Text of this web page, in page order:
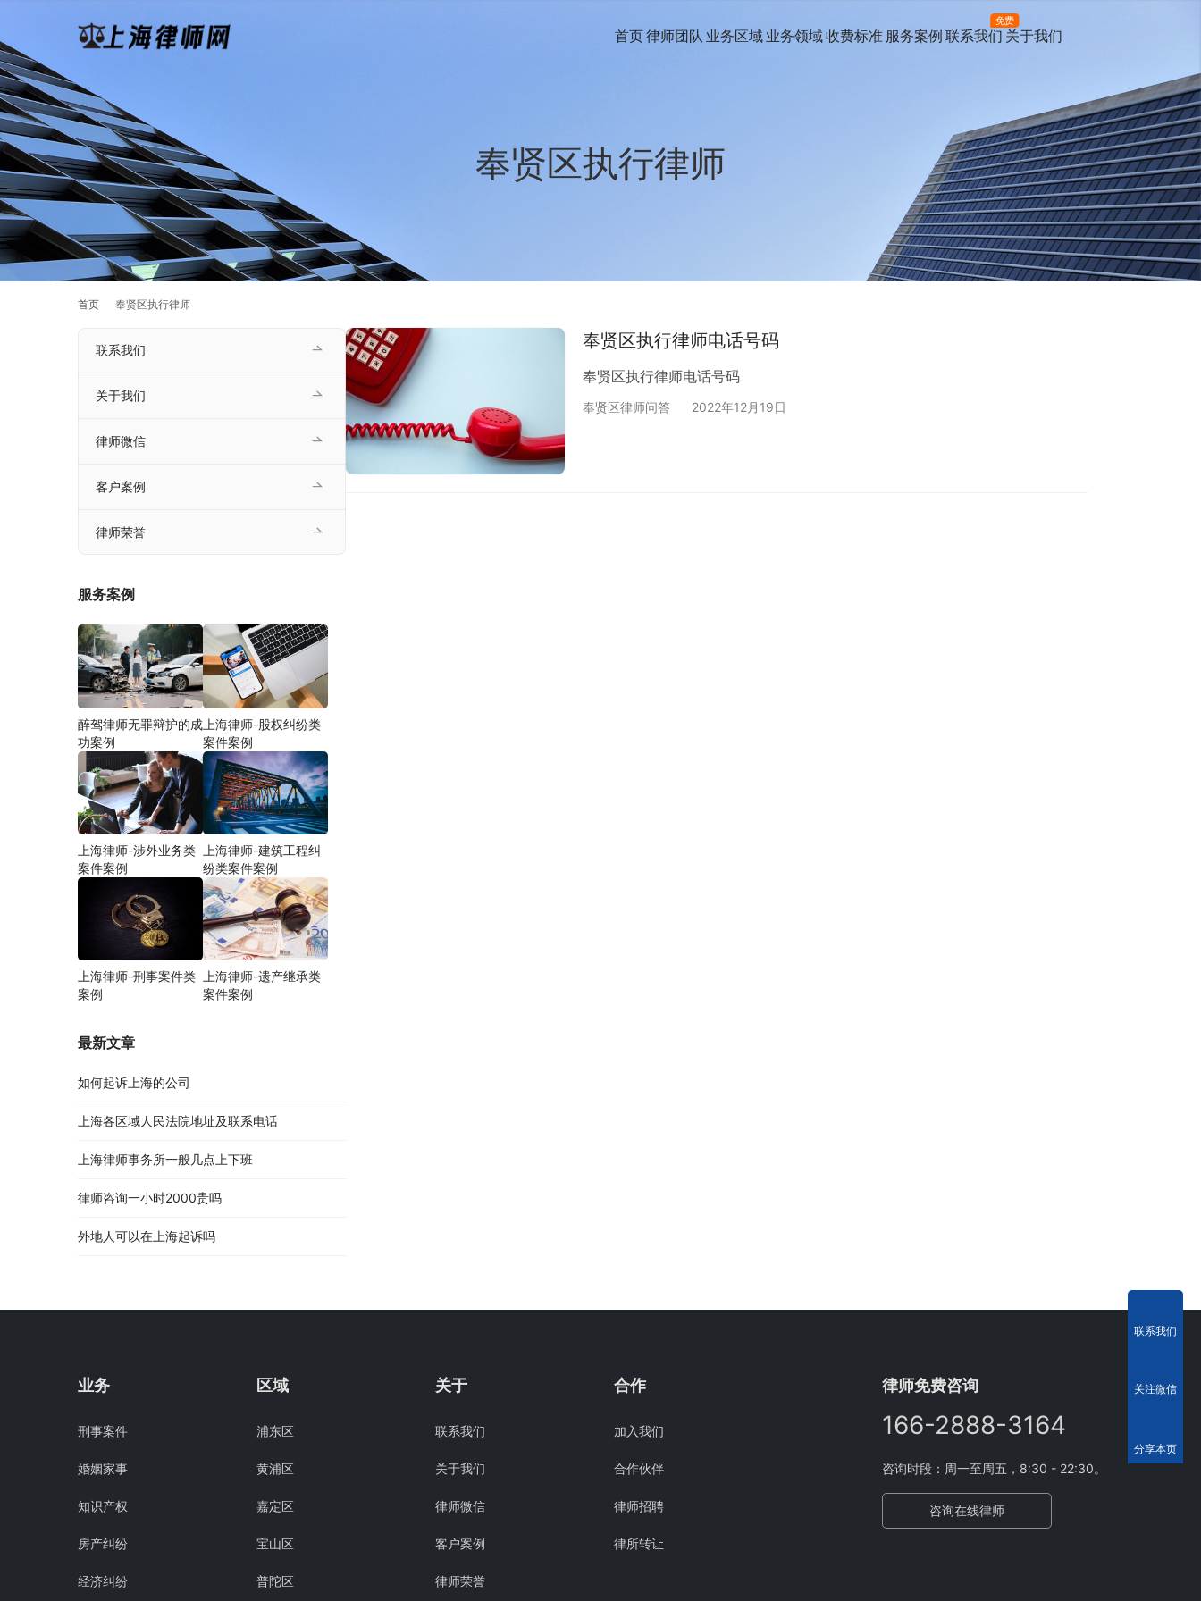
首页律师团队 业务区域 业务领域收费标准 服务案例 联系我们
免费
关于我们
奉贤区执行律师
首页 奉贤区执行律师
奉贤区执行律师电话号码
奉贤区执行律师电话号码
奉贤区律师问答 2022年12月19日
联系我们
关于我们
律师微信
客户案例
律师荣誉
服务案例
醉驾律师无罪辩护的成
功案例
上海律师-股权纠纷类
案件案例
上海律师-涉外业务类
案件案例
上海律师-建筑工程纠
纷类案件案例
上海律师-刑事案件类
案例
上海律师-遗产继承类
案件案例
最新文章
如何起诉上海的公司
上海各区域人民法院地址及联系电话
上海律师事务所一般几点上下班
律师咨询一小时2000贵吗
外地人可以在上海起诉吗
业务
刑事案件
婚姻家事
知识产权
房产纠纷
经济纠纷
区域
浦东区
黄浦区
嘉定区
宝山区
普陀区
关于
联系我们
关于我们
律师微信
客户案例
律师荣誉
合作
加入我们
合作伙伴
律师招聘
律所转让
律师免费咨询
166-2888-3164
咨询时段：周一至周五，8:30 - 22:30。
咨询在线律师
联系我们
关注微信
分享本页